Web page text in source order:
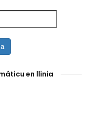
en llinia